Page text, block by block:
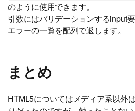
のように使用できます。
引数にはバリデーションするinput要
エラーの一覧を配列で返します。
まとめ
HTML5についてはメディア系以外